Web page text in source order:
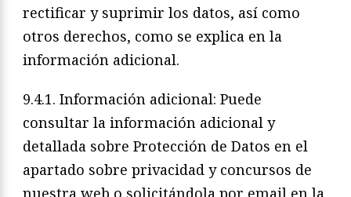
rectificar y suprimir los datos, así como
otros derechos, como se explica en la
información adicional.
9.4.1. Información adicional: Puede
consultar la información adicional y
detallada sobre Protección de Datos en el
apartado sobre privacidad y concursos de
nuestra web o solicitándola por email en la